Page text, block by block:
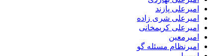
امیرعلی پازند
امیرعلی شری زاده
امیرعلی کریمخانی
امیرمعین
امیرنظام مسئله گو